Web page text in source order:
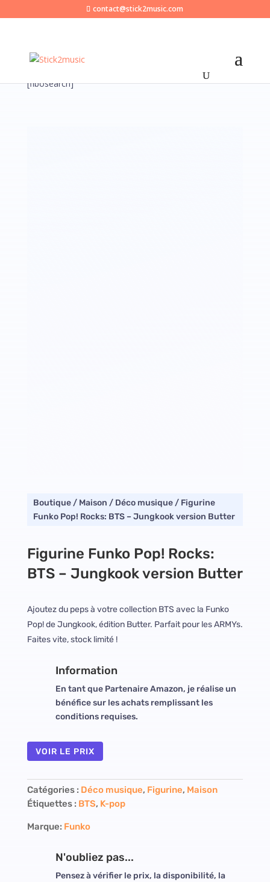
contact@stick2music.com
[fibosearch]
Boutique/ Maison / Déco musique/ Figurine
Funko Pop! Rocks: BTS – Jungkook version Butter
Figurine Funko Pop! Rocks:
BTS – Jungkook version Butter
Ajoutez du peps à votre collection BTS avec la Funko
Pop! de Jungkook, édition Butter. Parfait pour les ARMYs.
Faites vite, stock limité !
Information
En tant que Partenaire Amazon, je réalise un
bénéfice sur les achats remplissant les
conditions requises.
VOIR LE PRIX
Catégories : Déco musique, Figurine, Maison
Étiquettes : BTS, K-pop
Marque: Funko
N'oubliez pas...
Pensez à vérifier le prix, la disponibilité, la